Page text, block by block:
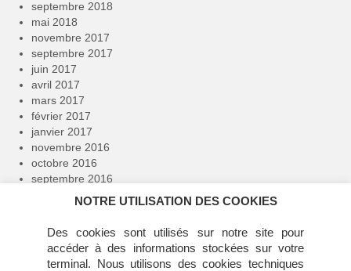
septembre 2018
mai 2018
novembre 2017
septembre 2017
juin 2017
avril 2017
mars 2017
février 2017
janvier 2017
novembre 2016
octobre 2016
septembre 2016
avril 2016
janvier 2016
décembre 2015
novembre 2015
NOTRE UTILISATION DES COOKIES
Des cookies sont utilisés sur notre site pour
accéder à des informations stockées sur votre
terminal. Nous utilisons des cookies techniques